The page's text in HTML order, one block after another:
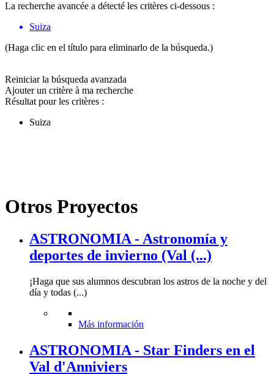
La recherche avancée a détecté les critères ci-dessous :
Suiza
(Haga clic en el título para eliminarlo de la búsqueda.)
Reiniciar la búsqueda avanzada
Ajouter un critère à ma recherche
Résultat pour les critères :
Suiza
Otros Proyectos
ASTRONOMIA - Astronomía y
deportes de invierno (Val (...)
¡Haga que sus alumnos descubran los astros de la noche y del
día y todas (...)
Más información
ASTRONOMIA - Star Finders en el
Val d'Anniviers